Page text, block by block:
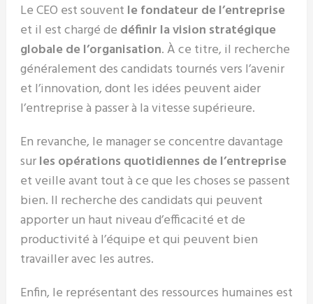
Le CEO est souvent le fondateur de l’entreprise
et il est chargé de définir la vision stratégique
globale de l’organisation. À ce titre, il recherche
généralement des candidats tournés vers l’avenir
et l’innovation, dont les idées peuvent aider
l’entreprise à passer à la vitesse supérieure.
En revanche, le manager se concentre davantage
surles opérations quotidiennes de l’entreprise
et veille avant tout à ce que les choses se passent
bien. Il recherche des candidats qui peuvent
apporter un haut niveau d’efficacité et de
productivité à l’équipe et qui peuvent bien
travailler avec les autres.
Enfin, le représentant des ressources humaines est